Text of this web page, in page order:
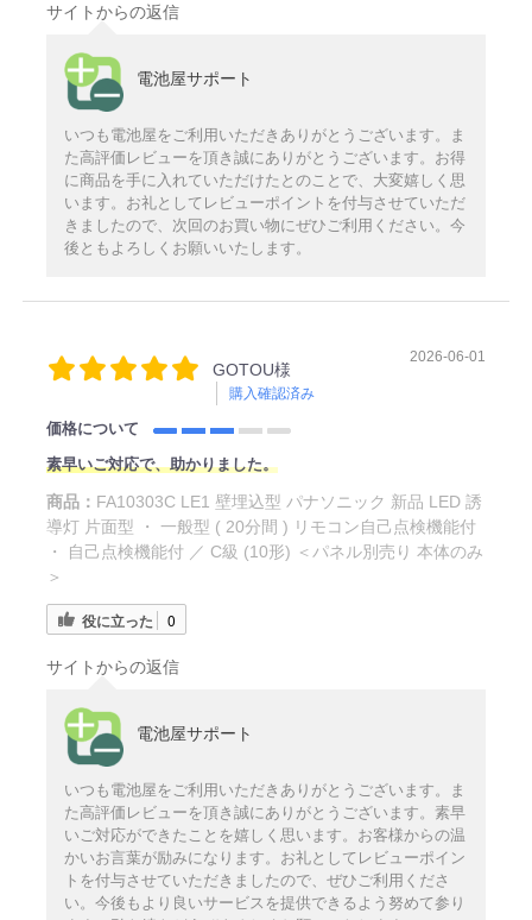
サイトからの返信
電池屋サポート
いつも電池屋をご利用いただきありがとうございます。ま
た高評価レビューを頂き誠にありがとうございます。お得
に商品を手に入れていただけたとのことで、大変嬉しく思
います。お礼としてレビューポイントを付与させていただ
きましたので、次回のお買い物にぜひご利用ください。今
後ともよろしくお願いいたします。
GOTOU様
購入確認済み
2026-06-01
価格について
素早いご対応で、助かりました。
商品： FA10303C LE1 壁埋込型 パナソニック 新品 LED 誘
導灯 片面型 ・ 一般型 ( 20分間 ) リモコン自己点検機能付
・ 自己点検機能付 ／ C級 (10形) ＜パネル別売り 本体のみ
＞
役に立った 0
サイトからの返信
電池屋サポート
いつも電池屋をご利用いただきありがとうございます。ま
た高評価レビューを頂き誠にありがとうございます。素早
いご対応ができたことを嬉しく思います。お客様からの温
かいお言葉が励みになります。お礼としてレビューポイン
トを付与させていただきましたので、ぜひご利用くださ
い。今後もより良いサービスを提供できるよう努めて参り